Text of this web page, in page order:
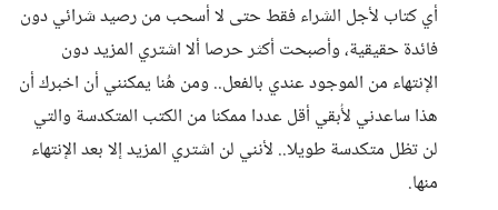
أي كتاب لأجل الشراء فقط حتى لا أسحب من رصيد شرائي دون
فائدة حقيقية، وأصبحت أكثر حرصا ألا اشتري المزيد دون
الإنتهاء من الموجود عندي بالفعل.. ومن هُنا يمكنني أن اخبرك أن
هذا ساعدني لأُبقي أقل عددا ممكنا من الكتب المتكدسة والتي
لن تظل متكدسة طويلا.. لأنني لن اشتري المزيد إلا بعد الإنتهاء
منها.